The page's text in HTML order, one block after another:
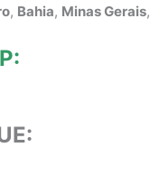
, Bahia, Minas Gerais,